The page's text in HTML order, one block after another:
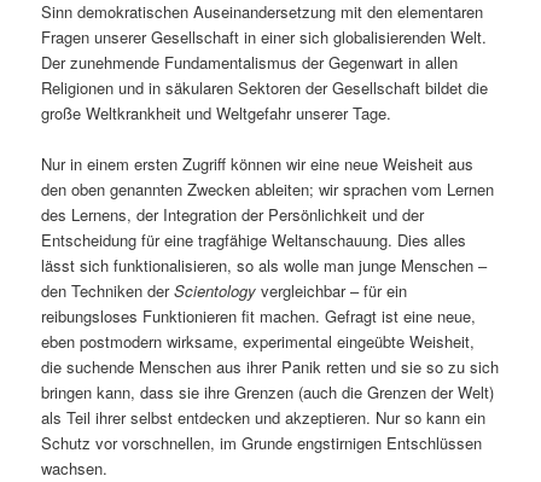
Sinn demokratischen Auseinandersetzung mit den elementaren
Fragen unserer Gesellschaft in einer sich globalisierenden Welt.
Der zunehmende Fundamentalismus der Gegenwart in allen
Religionen und in säkularen Sektoren der Gesellschaft bildet die
große Weltkrankheit und Weltgefahr unserer Tage.
Nur in einem ersten Zugriff können wir eine neue Weisheit aus
den oben genannten Zwecken ableiten; wir sprachen vom Lernen
des Lernens, der Integration der Persönlichkeit und der
Entscheidung für eine tragfähige Weltanschauung. Dies alles
lässt sich funktionalisieren, so als wolle man junge Menschen –
den Techniken derScientology vergleichbar – für ein
reibungsloses Funktionieren fit machen. Gefragt ist eine neue,
eben postmodern wirksame, experimental eingeübte Weisheit,
die suchende Menschen aus ihrer Panik retten und sie so zu sich
bringen kann, dass sie ihre Grenzen (auch die Grenzen der Welt)
als Teil ihrer selbst entdecken und akzeptieren. Nur so kann ein
Schutz vor vorschnellen, im Grunde engstirnigen Entschlüssen
wachsen.